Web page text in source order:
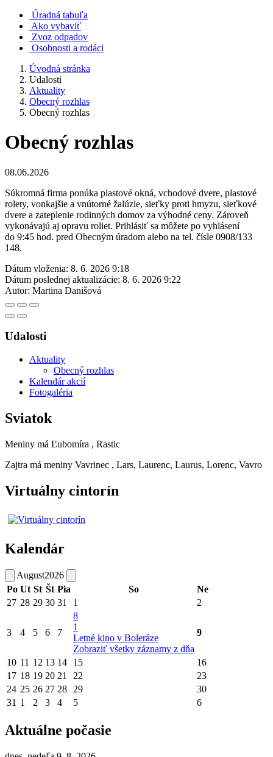
Úradná tabuľa
Ako vybaviť
Zvoz odpadov
Osobnosti a rodáci
Úvodná stránka
Udalosti
Aktuality
Obecný rozhlas
Obecný rozhlas
Obecný rozhlas
08.06.2026
Súkromná firma ponúka plastové okná, vchodové dvere, plastové
rolety, vonkajšie a vnútorné žalúzie, sieťky proti hmyzu, sieťkové
dvere a zateplenie rodinných domov za výhodné ceny. Zároveň
vykonávajú aj opravu roliet. Prihlásiť sa môžete po vyhlásení
do 9:45 hod. pred Obecným úradom alebo na tel. čísle 0908/133
148.
Dátum vloženia: 8. 6. 2026 9:18
Dátum poslednej aktualizácie: 8. 6. 2026 9:22
Autor: Martina Danišová
Udalosti
Aktuality
Obecný rozhlas
Kalendár akcií
Fotogaléria
Sviatok
Meniny má Ľubomíra , Rastic
Zajtra má meniny Vavrinec , Lars, Laurenc, Laurus, Lorenc, Vavro
Virtuálny cintorín
Kalendár
August2026
Po Ut St Št Pia So
Ne
27 28 29 30 31 1 2
3 4 5 6 7
8
1
Letné kino v Boleráze
Zobraziť všetky záznamy z dňa
9
10 11 12 13 14 15
16
17 18 19 20 21 22
23
24 25 26 27 28 29
30
31 1 2 3 4 5 6
Aktuálne počasie